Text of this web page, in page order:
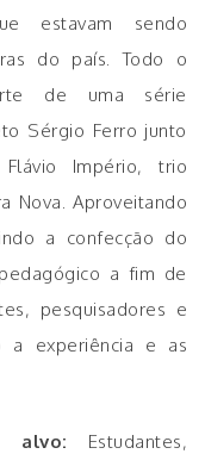
estavam sendo
do país. Todo o
de uma série
Sérgio Ferro junto
Império, trio
Nova. Aproveitando
a confecção do
a fim de
pesquisadores e
a experiência e as
alvo: Estudantes,